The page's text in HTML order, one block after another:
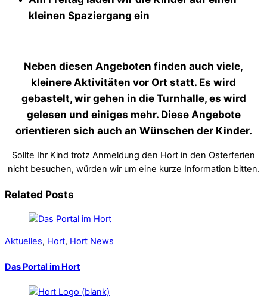
kleinen Spaziergang ein
Neben diesen Angeboten finden auch viele,
kleinere Aktivitäten vor Ort statt. Es wird
gebastelt, wir gehen in die Turnhalle, es wird
gelesen und einiges mehr. Diese Angebote
orientieren sich auch an Wünschen der Kinder.
Sollte Ihr Kind trotz Anmeldung den Hort in den Osterferien
nicht besuchen, würden wir um eine kurze Information bitten.
Related Posts
Aktuelles, Hort, Hort News
Das Portal im Hort